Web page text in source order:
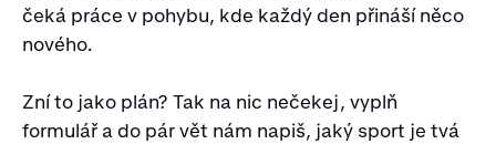
čeká práce v pohybu, kde každý den přináší něco
nového.
Zní to jako plán? Tak na nic nečekej, vyplň
formulář a do pár vět nám napiš, jaký sport je tvá